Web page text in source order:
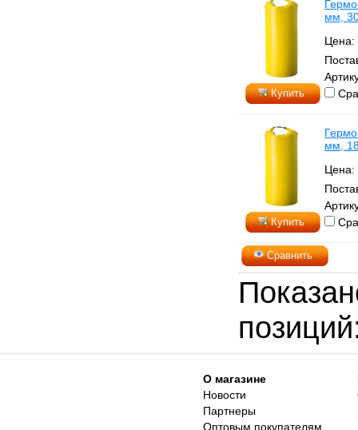
Купить
мм,
Цена:
Купить
мм,
Цена:
Сравнить
О магазине
Новости
Партнеры
Оптовым покупателям